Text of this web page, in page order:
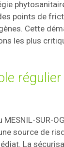
points de
Cette
les plus
SUR-
source de
La